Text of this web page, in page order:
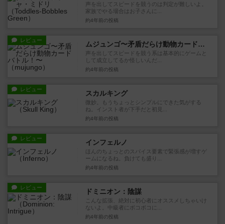
声を出してスピードを競うのは判定が難しいよ。
家族でやる場合はお子さんに...
約4年前 の投稿
レビュー ムジュンゴ〜矛盾だらけ動物カードバトル！〜
声を出してスピードを競う系は基本的にゲームと
して成立してるか怪しいんだ...
約4年前 の投稿
レビュー スカルキング
微妙。もうちょっとシンプルにできた気がする
ね。インスト者が下手だと初見...
約4年前 の投稿
レビュー インフェルノ
ほんのちょっとのスパイス要素で緊張感が増すゲ
ームになるね。負けても盛り...
約4年前 の投稿
レビュー ドミニオン：陰謀
こんな拡張、絶対に初心者にオススメしちゃいけ
ないよ。中級者にボコボコに...
約4年前 の投稿